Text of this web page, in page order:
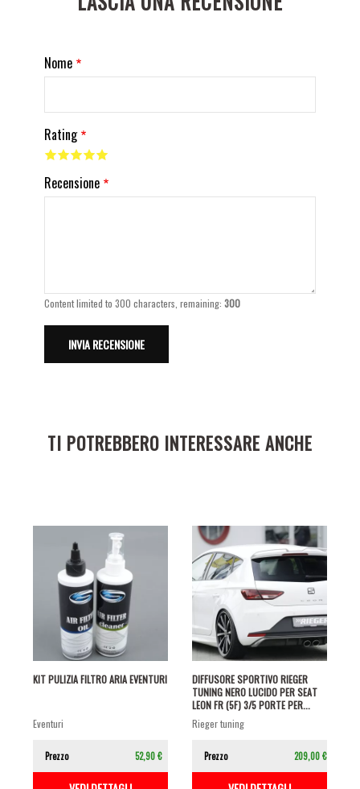
Nome
Rating
Recensione
Content limited to 300 characters, remaining:300
TI POTREBBERO INTERESSARE ANCHE
KIT PULIZIA FILTRO ARIA EVENTURI
eventuri
Prezzo 52,90 €
DIFFUSORE SPORTIVO RIEGER
TUNING NERO LUCIDO PER SEAT
LEON FR (5F) 3/5 PORTE PER...
rieger tuning
Prezzo 209,00 €